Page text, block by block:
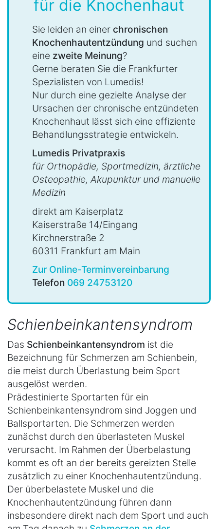
für die Knochenhaut
Sie leiden an einer chronischen
Knochenhautentzündung und suchen
eine zweite Meinung?
Gerne beraten Sie die Frankfurter
Spezialisten von Lumedis!
Nur durch eine gezielte Analyse der
Ursachen der chronische entzündeten
Knochenhaut lässt sich eine effiziente
Behandlungsstrategie entwickeln.
Lumedis Privatpraxis
für Orthopädie, Sportmedizin, ärztliche
Osteopathie, Akupunktur und manuelle
Medizin
direkt am Kaiserplatz
Kaiserstraße 14/Eingang
Kirchnerstraße 2
60311 Frankfurt am Main
Zur Online-Terminvereinbarung
Telefon 069 24753120
Schienbeinkantensyndrom
Das Schienbeinkantensyndrom ist die
Bezeichnung für Schmerzen am Schienbein,
die meist durch Überlastung beim Sport
ausgelöst werden.
Prädestinierte Sportarten für ein
Schienbeinkantensyndrom sind Joggen und
Ballsportarten. Die Schmerzen werden
zunächst durch den überlasteten Muskel
verursacht. Im Rahmen der Überbelastung
kommt es oft an der bereits gereizten Stelle
zusätzlich zu einer Knochenhautentzündung.
Der überbelastete Muskel und die
Knochenhautentzündung führen dann
insbesondere direkt nach dem Sport und auch